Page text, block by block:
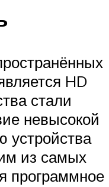
HD
стали
невысокой
устройства
из самых
программное